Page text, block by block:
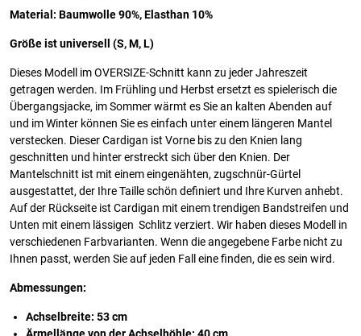
Material: Baumwolle 90%, Elasthan 10%
Größe ist universell (S, M, L)
Dieses Modell im OVERSIZE-Schnitt kann zu jeder Jahreszeit
getragen werden. Im Frühling und Herbst ersetzt es spielerisch die
Übergangsjacke, im Sommer wärmt es Sie an kalten Abenden auf
und im Winter können Sie es einfach unter einem längeren Mantel
verstecken. Dieser Cardigan ist Vorne bis zu den Knien lang
geschnitten und hinter erstreckt sich über den Knien. Der
Mantelschnitt ist mit einem eingenähten, zugschnür-Gürtel
ausgestattet, der Ihre Taille schön definiert und Ihre Kurven anhebt.
Auf der Rückseite ist Cardigan mit einem trendigen Bandstreifen und
Unten mit einem lässigen Schlitz verziert. Wir haben dieses Modell in
verschiedenen Farbvarianten. Wenn die angegebene Farbe nicht zu
Ihnen passt, werden Sie auf jeden Fall eine finden, die es sein wird.
Abmessungen:
Achselbreite: 53 cm